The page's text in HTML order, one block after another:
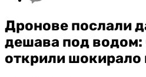
Дронове послали
дешава под водом:
открили шокирало